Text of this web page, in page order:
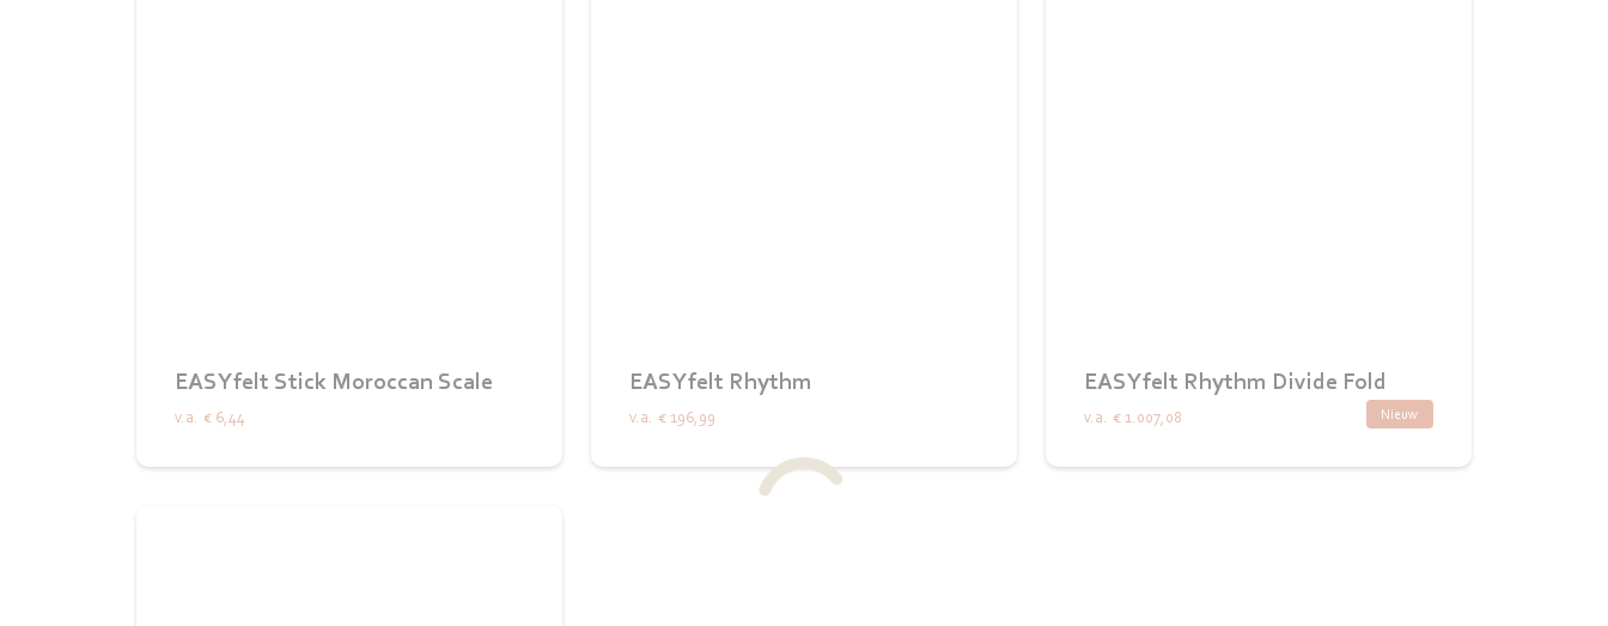
EASYfelt Stick Moroccan Scale
v.a. € 6,44
EASYfelt Rhythm
v.a. € 196,99
EASYfelt Rhythm Divide Fold
Nieuw
v.a. € 1.007,08